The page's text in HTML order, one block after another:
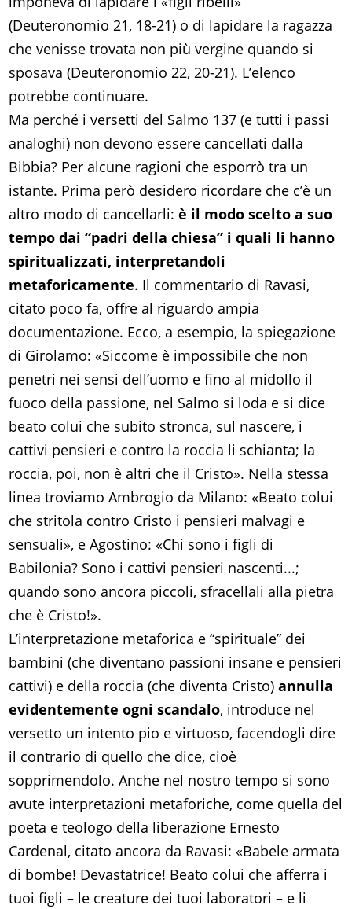
(Deuteronomio 21, 18-21) o di lapidare la ragazza
che venisse trovata non più vergine quando si
sposava (Deuteronomio 22, 20-21). L’elenco
potrebbe continuare.
Ma perché i versetti del Salmo 137 (e tutti i passi
analoghi) non devono essere cancellati dalla
Bibbia? Per alcune ragioni che esporrò tra un
istante. Prima però desidero ricordare che c’è un
altro modo di cancellarli:è il modo scelto a suo
tempo dai “padri della chiesa” i quali li hanno
spiritualizzati, interpretandoli
metaforicamente. Il commentario di Ravasi,
citato poco fa, offre al riguardo ampia
documentazione. Ecco, a esempio, la spiegazione
di Girolamo: «Siccome è impossibile che non
penetri nei sensi dell’uomo e fino al midollo il
fuoco della passione, nel Salmo si loda e si dice
beato colui che subito stronca, sul nascere, i
cattivi pensieri e contro la roccia li schianta; la
roccia, poi, non è altri che il Cristo». Nella stessa
linea troviamo Ambrogio da Milano: «Beato colui
che stritola contro Cristo i pensieri malvagi e
sensuali», e Agostino: «Chi sono i figli di
Babilonia? Sono i cattivi pensieri nascenti...;
quando sono ancora piccoli, sfracellali alla pietra
che è Cristo!».
L’interpretazione metaforica e “spirituale” dei
bambini (che diventano passioni insane e pensieri
cattivi) e della roccia (che diventa Cristo)annulla
evidentemente ogni scandalo, introduce nel
versetto un intento pio e virtuoso, facendogli dire
il contrario di quello che dice, cioè
sopprimendolo. Anche nel nostro tempo si sono
avute interpretazioni metaforiche, come quella del
poeta e teologo della liberazione Ernesto
Cardenal, citato ancora da Ravasi: «Babele armata
di bombe! Devastatrice! Beato colui che afferra i
tuoi figli – le creature dei tuoi laboratori – e li